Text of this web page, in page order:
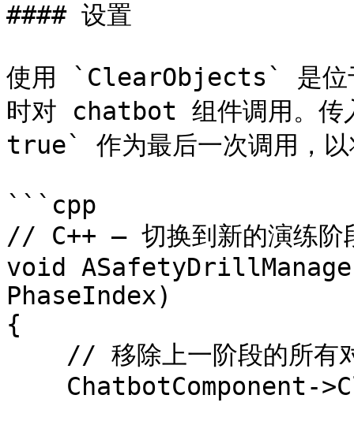
#### 设置
使用 `ClearObjects` 是位
时对 chatbot 组件调用。
true` 作为最后一次调用，以
```cpp
// C++ — 切换到新的演练
void
PhaseIndex)
{